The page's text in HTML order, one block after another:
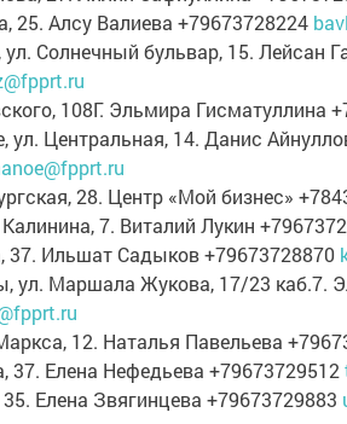
25. Алсу Валиева +79673728224
Солнечный бульвар, 15. Лейсан
108Г. Эльмира Гисматуллина
ул. Центральная, 14. Данис
28. Центр «Мой бизнес»
Калинина, 7. Виталий Лукин
37. Ильшат Садыков +79673728870
ул. Маршала Жукова, 17/23 каб.7.
12. Наталья Павельева
37. Елена Нефедьева +79673729512
35. Елена Звягинцева +79673729883